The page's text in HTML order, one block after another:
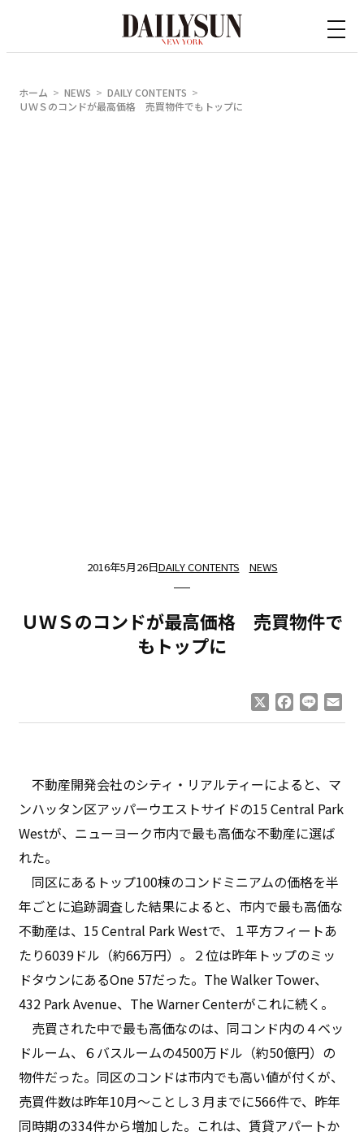
ホーム NEWS
DAILY CONTENTS
ＵＷＳのコンドが最高価格 売買物件でもトップに
2016年5月26日DAILY CONTENTS NEWS
ＵＷＳのコンドが最高価格 売買物件で
もトップに
Facebook
Line
不動産開発会社のシティ・リアルティーによると、マ
ンハッタン区アッパーウエストサイドの15 Central Park
Westが、ニューヨーク市内で最も高価な不動産に選ば
れた。
同区にあるトップ100棟のコンドミニアムの価格を半
年ごとに追跡調査した結果によると、市内で最も高価な
不動産は、15 Central Park Westで、１平方フィートあ
たり6039ドル（約66万円）。２位は昨年トップのミッ
ドタウンにあるOne 57だった。The Walker Tower、
432 Park Avenue、The Warner Centerがこれに続く。
売買された中で最も高価なのは、同コンド内の４ベッ
ドルーム、６バスルームの4500万ドル（約50億円）の
物件だった。同区のコンドは市内でも高い値が付くが、
売買件数は昨年10月～ことし３月までに566件で、昨年
同時期の334件から増加した。これは、賃貸アパートか